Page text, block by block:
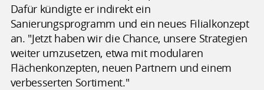
Dafür kündigte er indirekt ein
Sanierungsprogramm und ein neues Filialkonzept
an. "Jetzt haben wir die Chance, unsere Strategien
weiter umzusetzen, etwa mit modularen
Flächenkonzepten, neuen Partnern und einem
verbesserten Sortiment."